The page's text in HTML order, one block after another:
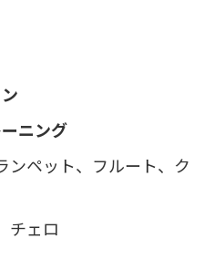
ニング
ンペット、フルート、ク
チェロ